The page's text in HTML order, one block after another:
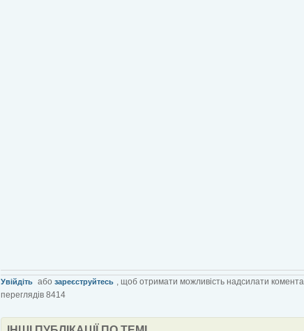
Увійдіть або зареєструйтесь , щоб отримати можливість надсилати
переглядів 8414